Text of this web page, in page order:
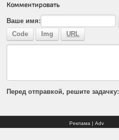
Комментировать
Ваше имя:
Перед отправкой, решите задачку:
Реклама | Adv